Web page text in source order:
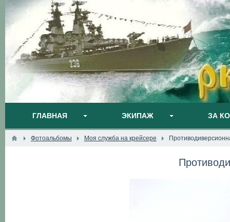
ГЛАВНАЯ ЭКИПАЖ ЗА
Фотоальбомы Моя служба на крейсере